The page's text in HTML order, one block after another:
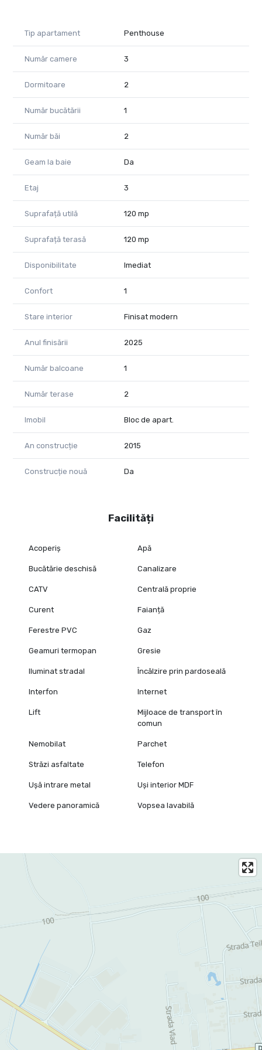
Tip apartament Penthouse
Număr camere 3
Dormitoare 2
Număr bucătării 1
Număr băi 2
Geam la baie Da
Etaj 3
Suprafață utilă 120 mp
Suprafață terasă 120 mp
Disponibilitate Imediat
Confort 1
Stare interior Finisat modern
Anul finisării 2025
Număr balcoane 1
Număr terase 2
Imobil Bloc de apart.
An construcție 2015
Construcție nouă Da
Facilități
Acoperiș Apă
Bucătărie deschisă Canalizare
CATV Centrală proprie
Curent Faianță
Ferestre PVC Gaz
Geamuri termopan Gresie
Iluminat stradal Încălzire prin pardoseală
Interfon Internet
Lift
Mijloace de transport în
comun
Nemobilat Parchet
Străzi asfaltate Telefon
Ușă intrare metal Uși interior MDF
Vedere panoramică Vopsea lavabilă